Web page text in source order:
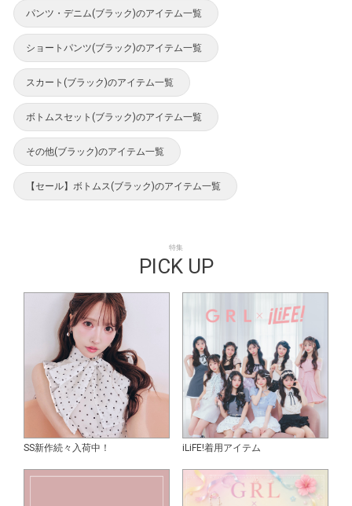
パンツ・デニム(ブラック)のアイテム一覧
ショートパンツ(ブラック)のアイテム一覧
スカート(ブラック)のアイテム一覧
ボトムスセット(ブラック)のアイテム一覧
その他(ブラック)のアイテム一覧
【セール】ボトムス(ブラック)のアイテム一覧
特集
PICK UP
SS新作続々入荷中！ iLiFE!着用アイテム